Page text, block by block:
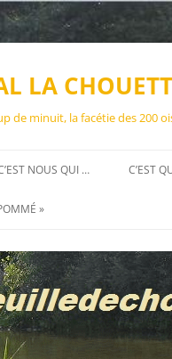
LA
de minuit, la facétie des 200
NOUS QUI … C’EST
»